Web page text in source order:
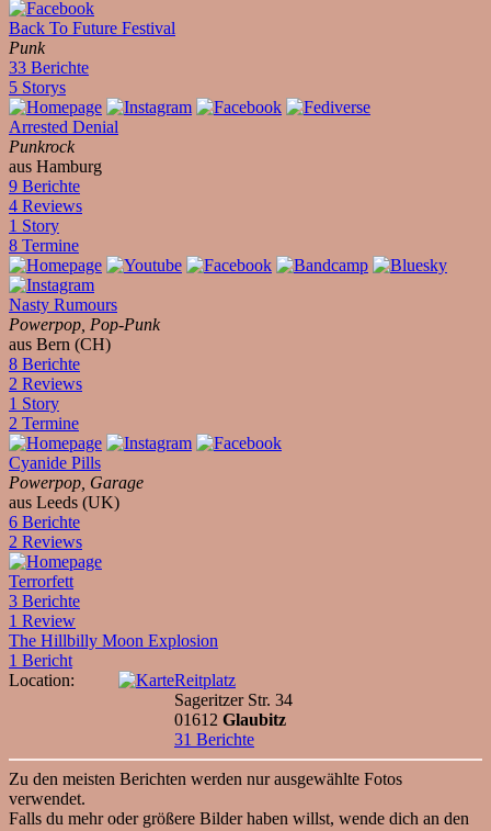
Back To Future Festival
Punk
33 Berichte
5 Storys
Arrested Denial
Punkrock
aus Hamburg
9 Berichte
4 Reviews
1 Story
8 Termine
Nasty Rumours
Powerpop, Pop-Punk
aus Bern (CH)
8 Berichte
2 Reviews
1 Story
2 Termine
Cyanide Pills
Powerpop, Garage
aus Leeds (UK)
6 Berichte
2 Reviews
Terrorfett
3 Berichte
1 Review
The Hillbilly Moon Explosion
1 Bericht
Location:
Reitplatz
Sageritzer Str. 34
01612 Glaubitz
31 Berichte
Zu den meisten Berichten werden nur ausgewählte Fotos
verwendet.
Falls du mehr oder größere Bilder haben willst, wende dich an den